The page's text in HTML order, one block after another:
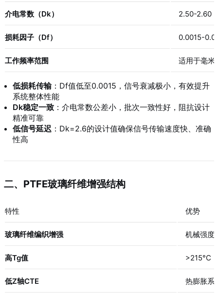
介电常数（Dk） 2.50-2.60
损耗因子（Df） 0.0015-
工作频率范围 适用于毫米
低损耗传输：Df值低至0.0015，信号衰减极小，有效提升
系统整体性能
Dk稳定一致 ：介电常数公差小，批次一致性好，阻抗设计
精准可靠
低信号延迟 ：Dk=2.6的设计值确保信号传输速度快、准确
性高
二、PTFE玻璃纤维增强结构
特性 优势
玻璃纤维编织增强 机械强度
高Tg值 >215°C
低Z轴CTE 热膨胀系